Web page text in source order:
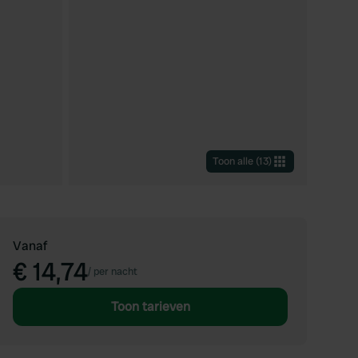
Toon alle (13)
Vanaf
€ 14,74/ per nacht
Toon tarieven